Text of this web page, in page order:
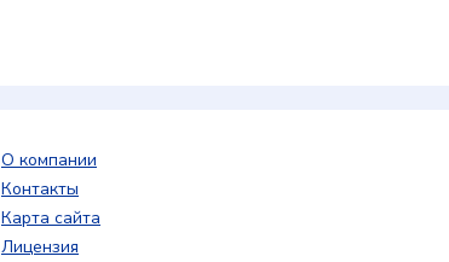
О компании
Контакты
Карта сайта
Лицензия